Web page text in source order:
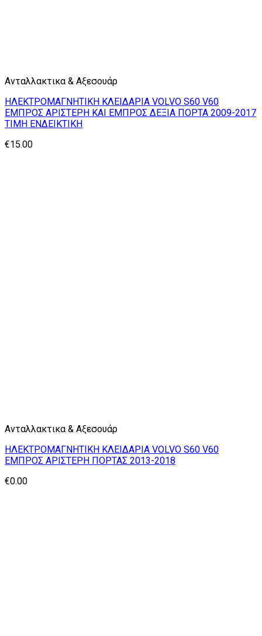
Ανταλλακτικα & Αξεσουάρ
ΗΛΕΚΤΡΟΜΑΓΝΗΤΙΚΗ ΚΛΕΙΔΑΡΙΑ VOLVO S60 V60
ΕΜΠΡΟΣ ΑΡΙΣΤΕΡΗ ΚΑΙ ΕΜΠΡΟΣ ΔΕΞΙΑ ΠΟΡΤΑ 2009-2017
ΤΙΜΗ ΕΝΔΕΙΚΤΙΚΗ
€15.00
Ανταλλακτικα & Αξεσουάρ
ΗΛΕΚΤΡΟΜΑΓΝΗΤΙΚΗ ΚΛΕΙΔΑΡΙΑ VOLVO S60 V60
ΕΜΠΡΟΣ ΑΡΙΣΤΕΡΗ ΠΟΡΤΑΣ 2013-2018
€0.00